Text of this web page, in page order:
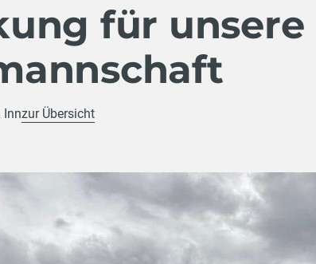
für unsere
Innzur Übersicht